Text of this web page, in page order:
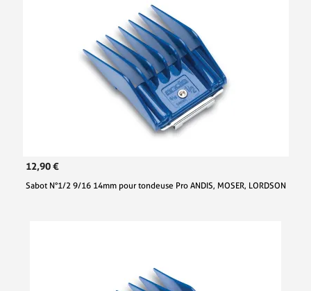
12,90 €
Sabot N°1/2 9/16 14mm pour tondeuse Pro ANDIS, MOSER, LORDSON